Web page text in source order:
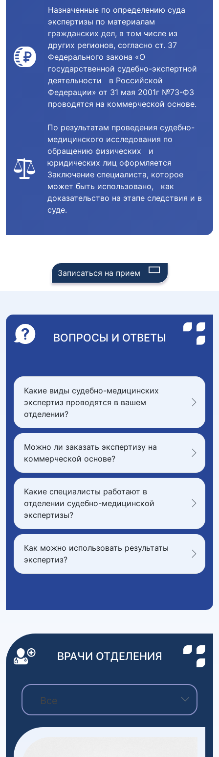
Назначенные по определению суда
экспертизы по материалам
гражданских дел, в том числе из
других регионов, согласно ст. 37
Федерального закона «О
государственной судебно-экспертной
деятельности в Российской
Федерации» от 31 мая 2001г №73-ФЗ
проводятся на коммерческой основе.
По результатам проведения судебно-
медицинского исследования по
обращению физических и
юридических лиц оформляется
Заключение специалиста, которое
может быть использовано, как
доказательство на этапе следствия и в
суде.
Записаться на прием
ВОПРОСЫ И ОТВЕТЫ
Какие виды судебно-медицинских
экспертиз проводятся в вашем
отделении?
Можно ли заказать экспертизу на
коммерческой основе?
Какие специалисты работают в
отделении судебно-медицинской
экспертизы?
Как можно использовать результаты
экспертиз?
ВРАЧИ ОТДЕЛЕНИЯ
Все